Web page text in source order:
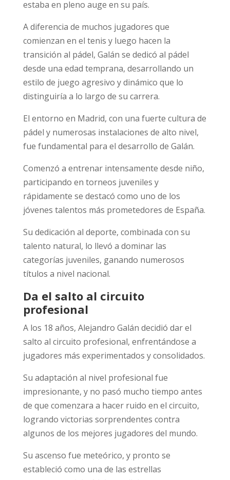
estaba en pleno auge en su país.
A diferencia de muchos jugadores que
comienzan en el tenis y luego hacen la
transición al pádel, Galán se dedicó al pádel
desde una edad temprana, desarrollando un
estilo de juego agresivo y dinámico que lo
distinguiría a lo largo de su carrera.
El entorno en Madrid, con una fuerte cultura de
pádel y numerosas instalaciones de alto nivel,
fue fundamental para el desarrollo de Galán.
Comenzó a entrenar intensamente desde niño,
participando en torneos juveniles y
rápidamente se destacó como uno de los
jóvenes talentos más prometedores de España.
Su dedicación al deporte, combinada con su
talento natural, lo llevó a dominar las
categorías juveniles, ganando numerosos
títulos a nivel nacional.
Da el salto al circuito
profesional
A los 18 años, Alejandro Galán decidió dar el
salto al circuito profesional, enfrentándose a
jugadores más experimentados y consolidados.
Su adaptación al nivel profesional fue
impresionante, y no pasó mucho tiempo antes
de que comenzara a hacer ruido en el circuito,
logrando victorias sorprendentes contra
algunos de los mejores jugadores del mundo.
Su ascenso fue meteórico, y pronto se
estableció como una de las estrellas